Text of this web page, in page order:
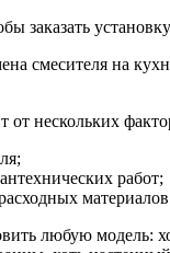
заказать
смесителя на
от нескольких
работ;
любую модель: